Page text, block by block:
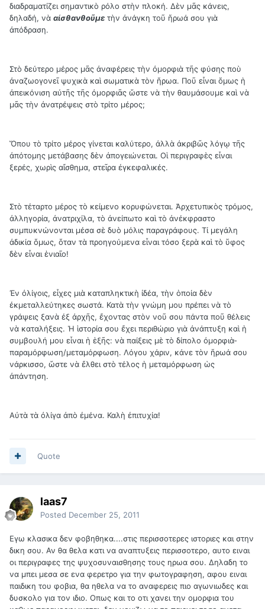
διαδραματίζει σημαντικὸ ρόλο στὴν πλοκή. Δὲν μᾶς κάνεις,
δηλαδή, νὰ αἰσθανθοῦμε τὴν ἀνάγκη τοῦ ἥρωά σου γιὰ
ἀπόδραση.
Στὸ δεύτερο μέρος μᾶς ἀναφέρεις τὴν ὀμορφιὰ τῆς φύσης ποὺ
ἀναζωογονεῖ ψυχικὰ καὶ σωματικὰ τὸν ἥρωα. Ποῦ εἶναι ὅμως ἡ
ἀπεικόνιση αὐτῆς τῆς ὀμορφιᾶς ὥστε νὰ τὴν θαυμάσουμε καὶ νὰ
μᾶς τὴν ἀνατρέψεις στὸ τρίτο μέρος;
Ὅπου τὸ τρίτο μέρος γίνεται καλύτερο, ἀλλὰ ἀκριβῶς λόγῳ τῆς
ἀπότομης μετάβασης δὲν ἀπογειώνεται. Οἱ περιγραφὲς εἶναι
ξερές, χωρὶς αἴσθημα, στεῖρα ἐγκεφαλικές.
Στὸ τέταρτο μέρος τὸ κείμενο κορυφώνεται. Ἀρχετυπικὸς τρόμος,
ἀλληγορία, ἀνατριχίλα, τὸ ἀνείπωτο καὶ τὸ ἀνέκφραστο
συμπυκνώνονται μέσα σὲ δυὸ μόλις παραγράφους. Τί μεγάλη
ἀδικία ὅμως, ὅταν τὰ προηγούμενα εἶναι τόσο ξερὰ καὶ τὸ ὕφος
δὲν εἶναι ἑνιαῖο!
Ἐν ὀλίγοις, εἶχες μιὰ καταπληκτικὴ ἰδέα, τὴν ὁποία δὲν
ἐκμεταλλεύτηκες σωστά. Κατὰ τὴν γνώμη μου πρέπει νὰ τὸ
γράψεις ξανὰ ἐξ ἀρχῆς, ἔχοντας στὸν νοῦ σου πάντα ποῦ θέλεις
νὰ καταλήξεις. Ἡ ἱστορία σου ἔχει περιθώριο γιὰ ἀνάπτυξη καὶ ἡ
συμβουλή μου εἶναι ἡ ἑξῆς: νὰ παίξεις μὲ τὸ δίπολο ὀμορφιὰ-
παραμόρφωση/μεταμόρφωση. Λόγου χάριν, κάνε τὸν ἥρωά σου
νάρκισσο, ὥστε νὰ ἔλθει στὸ τέλος ἡ μεταμόρφωση ὡς
ἀπάντηση.
Αὐτὰ τὰ ὀλίγα ἀπὸ ἐμένα. Καλὴ ἐπιτυχία!
Quote
laas7
Posted December 25, 2011
Εγω κλασικα δεν φοβηθηκα....στις περισσοτερες ιστοριες και στην
δικη σου. Αν θα θελα κατι να αναπτυξεις περισσοτερο, αυτο ειναι
οι περιγραφες της ψυχοσυναισθησης τους ηρωα σου. Δηλαδη το
να μπει μεσα σε ενα φερετρο για την φωτογραφηση, αφου ειναι
παιδικη του φοβια, θα ηθελα να το αναφερεις πιο αγωνιωδες και
δυσκολο για τον ιδιο. Οπως και το οτι χανει την ομορφια του